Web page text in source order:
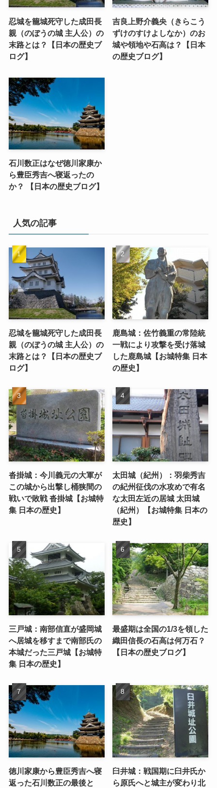
忍城を籠城死守した成田長
親（のぼうの城 主人公）の
末路とは？【日本の歴史ブ
ログ】
吉良上野介義央（きらこう
ずけのすけよしなか）のお
城や領地や石高は？【日本
の歴史ブログ】
石川数正はなぜ徳川家康か
ら豊臣秀吉へ寝返ったの
か？ 【日本の歴史ブログ】
人気の記事
忍城を籠城死守した成田長
親（のぼうの城 主人公）の
末路とは？【日本の歴史ブ
ログ】
鹿島城：佐竹義重の常陸統
一戦により攻撃を受け落城
した鹿島城【お城特集 日本
の歴史】
沓掛城：今川義元の大軍が
この城から出撃し桶狭間の
戦いで敗戦 沓掛城【お城特
集 日本の歴史】
太田城（紀州）：羽柴秀吉
の紀州征伐の水攻めで有名
な太田左近の居城 太田城
（紀州）【お城特集 日本の
歴史】
三戸城：南部信直が盛岡城
へ居城を移すまで南部氏の
本城だった三戸城【お城特
集 日本の歴史】
最盛期は全国の1/3を領した
織田信長の石高は何万石？
【日本の歴史ブログ】
徳川家康から豊臣秀吉へ寝
返った石川数正の最後と
臼井城：戦国期に臼井氏か
ら原氏へと城主が変わり北